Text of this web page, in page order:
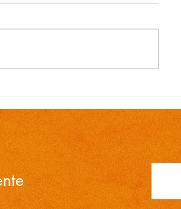
1ª a
pela
Ensino
4ª Séries
Prefeitura